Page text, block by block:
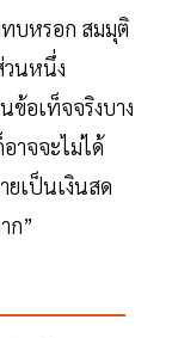
ทบหรอก สมมุติ
วนหนึ่ง
ข้อเท็จจริงบาง
าจจะไม่ได้
ยเป็นเงินสด
ก”